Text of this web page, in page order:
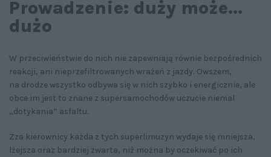
Prowadzenie: duży może...
dużo
W przeciwieństwie do nich nie zapewniają równie bezpośrednich
reakcji, ani nieprzefiltrowanych wrażeń z jazdy. Owszem,
na drodze wszystko odbywa się w nich szybko i energicznie, ale
obce im jest to znane z supersamochodów uczucie niemal
„dotykania” asfaltu.
Zza kierownicy każda z tych superlimuzyn wydaje się mniejsza,
lżejsza oraz bardziej zwarta, niż można by oczekiwać po ich